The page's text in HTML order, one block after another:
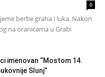
0
berbe graha i luka. Nakon
na oranicama u Grabi
imenovan “Mostom 14.
Slunj”